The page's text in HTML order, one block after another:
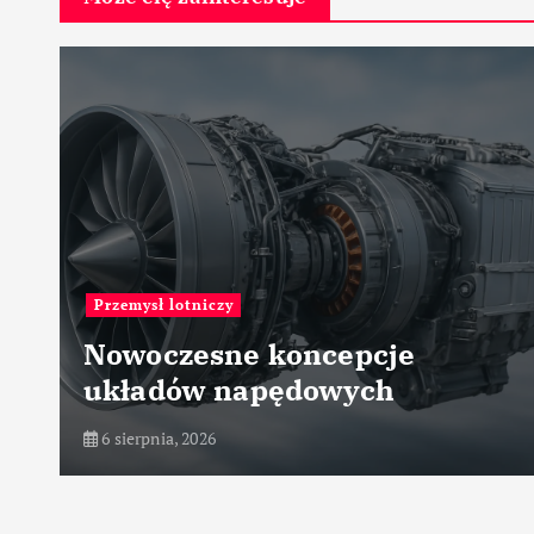
Przemysł maszynowy
Nowe generacje
tocznych i